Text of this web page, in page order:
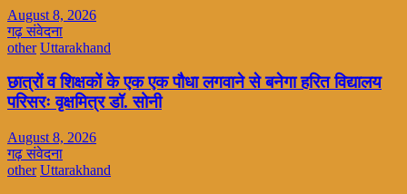
August 8, 2026
गढ़ संवेदना
other Uttarakhand
छात्रों व शिक्षकों के एक एक पौधा लगवाने से बनेगा हरित विद्यालय
परिसरः वृक्षमित्र डॉ. सोनी
August 8, 2026
गढ़ संवेदना
other Uttarakhand